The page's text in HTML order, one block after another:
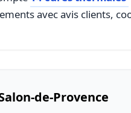
avec avis clients,
de-Provence